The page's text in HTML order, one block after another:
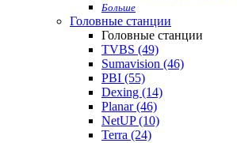
Больше
Головные станции
Головные станции
TVBS (49)
Sumavision (46)
PBI (55)
Dexing (14)
Planar (46)
NetUP (10)
Terra (24)